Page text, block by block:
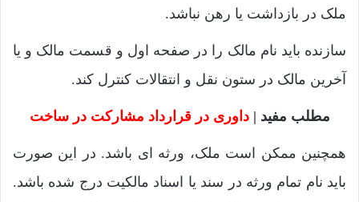
ملک در بازداشت یا رهن نباشد.
سازنده باید نام مالک را در صفحه اول و قسمت مالک و یا
آخرین مالک در ستون نقل و انتقالات کنترل کند.
مطلب مفید |داوری در قرارداد مشارکت در ساخت
همچنین ممکن است ملک، ورثه ای باشد. در این صورت
باید نام تمام ورثه در سند یا اسناد مالکیت درج شده باشد.